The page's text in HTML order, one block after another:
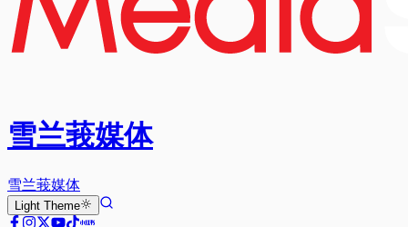
雪兰莪媒体
雪兰莪媒体
Light Theme